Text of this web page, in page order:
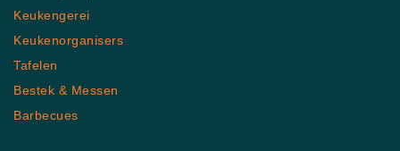
Keukengerei
Keukenorganisers
Tafelen
Bestek & Messen
Barbecues